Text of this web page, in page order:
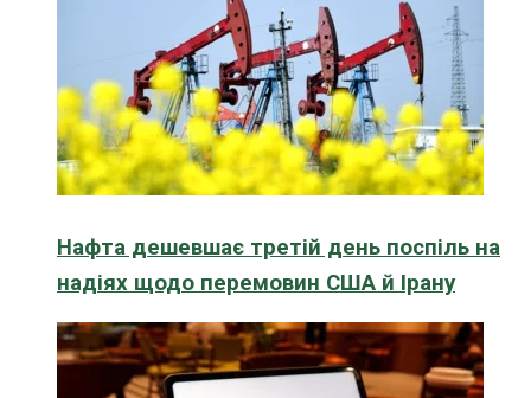
Нафта дешевшає третій день поспіль на
надіях щодо перемовин США й Ірану